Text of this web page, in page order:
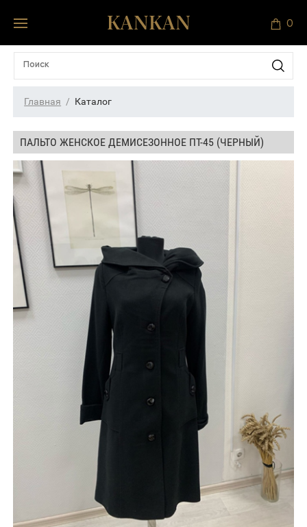
0
Главная Каталог
ПАЛЬТО ЖЕНСКОЕ ДЕМИСЕЗОННОЕ ПТ-45 (ЧЕРНЫЙ)